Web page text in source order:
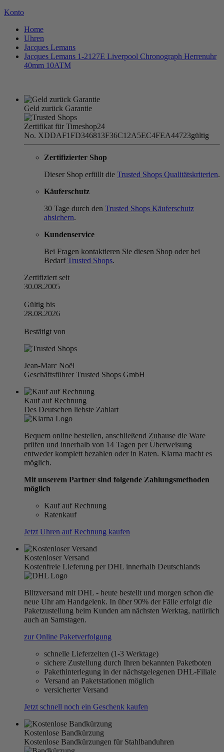
Konto
Home
Uhren
Jacques Lemans
Jacques Lemans 1-2127E Liverpool Chronograph Herrenuhr
40mm 10ATM
Geld zurück Garantie
Zertifikat für Timeshop24
No. XDDAF1FD346813F36C12A5EC4FEA44723gültig
Zertifizierter Shop
Dieser Shop erfüllt die Trusted Shops Qualitätskriterien.
Käuferschutz
30 Tage durch den Trusted Shops Käuferschutz
absichern.
Kundenservice
Bei Fragen kontaktieren Sie diesen Shop oder bei
BedarfTrusted Shops.
Zertifiziert seit
30.08.2005
Gültig bis
28.08.2026
Bestätigt von
Jean-Marc Noël
Geschäftsführer Trusted Shops GmbH
Kauf auf Rechnung
Des Deutschen liebste Zahlart
Bequem online bestellen, anschließend Zuhause die Ware
prüfen und innerhalb von 14 Tagen per Überweisung
entweder komplett bezahlen oder in Raten. Klarna macht es
möglich.
Mit unserem Partner sind folgende Zahlungsmethoden
möglich
Kauf auf Rechnung
Ratenkauf
Jetzt Uhren auf Rechnung kaufen
Kostenloser Versand
Kostenfreie Lieferung per DHL innerhalb Deutschlands
Blitzversand mit DHL - heute bestellt und morgen schon die
neue Uhr am Handgelenk. In über 90% der Fälle erfolgt die
Paketzustellung beim Kunden am nächsten Werktag, natürlich
auch an Samstagen.
zur Online Paketverfolgung
schnelle Lieferzeiten (1-3 Werktage)
sichere Zustellung durch Ihren bekannten Paketboten
Pakethinterlegung in der nächstgelegenen DHL-Filiale
Versand an Paketstationen möglich
versicherter Versand
Jetzt schnell noch ein Geschenk kaufen
Kostenlose Bandkürzung
Kostenlose Bandkürzungen für Stahlbanduhren